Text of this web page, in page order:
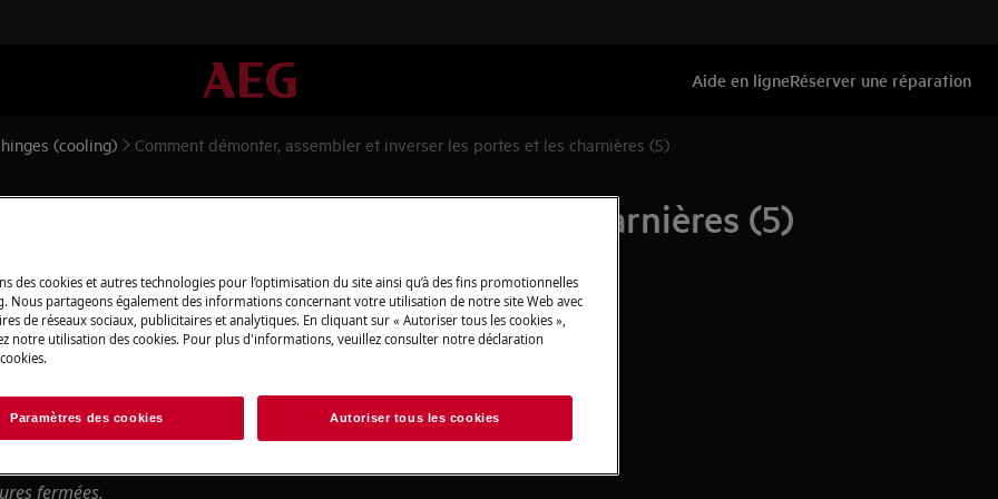
Aide en ligneRéserver une réparation
(cooling) Comment démonter, assembler et inverser les portes et les charnières (5)
et inverser les portes et les charnières (5)
et débranchez la fiche secteur
pour les appareils lourds, il
fermées.
des cookies et autres technologies pour l’optimisation du site ainsi qu’à des fins promotionnelles
Nous partageons également des informations concernant votre utilisation de notre site Web avec
de réseaux sociaux, publicitaires et analytiques. En cliquant sur « Autoriser tous les cookies »,
notre utilisation des cookies. Pour plus d'informations, veuillez consulter notre déclaration
Paramètres des cookies Autoriser tous les cookies